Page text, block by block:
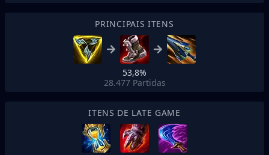
PRINCIPAIS ITENS
53,8%
28.477 Partidas
ITENS DE LATE GAME